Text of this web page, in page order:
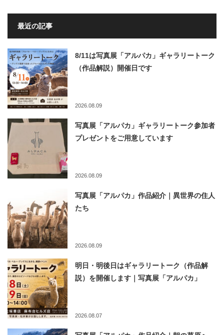
最近の記事
8/11は写真展「アルパカ」ギャラリートーク
（作品解説）開催日です
2026.08.09
写真展「アルパカ」ギャラリートーク参加者
プレゼントをご用意しています
2026.08.09
写真展「アルパカ」作品紹介｜異世界の住人
たち
2026.08.09
明日・明後日はギャラリートーク（作品解
説）を開催します｜写真展「アルパカ」
2026.08.07